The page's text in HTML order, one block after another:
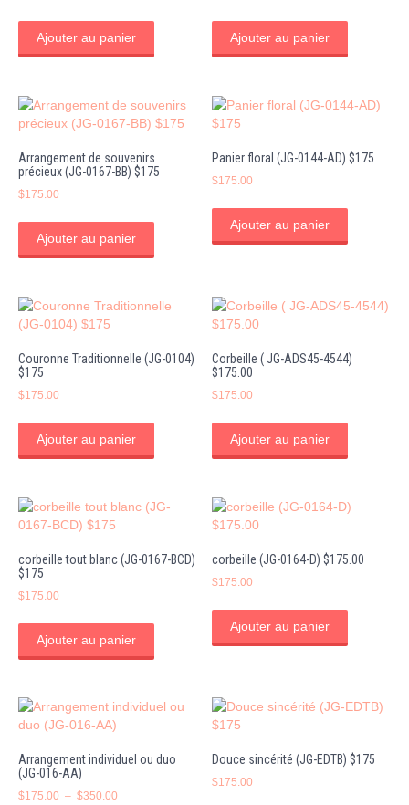
Ajouter au panier Ajouter au panier
Arrangement de souvenirs
précieux (JG-0167-BB) $175
$175.00
Ajouter au panier
Panier floral (JG-0144-AD) $175
$175.00
Ajouter au panier
Couronne Traditionnelle (JG-0104)
$175
$175.00
Ajouter au panier
Corbeille ( JG-ADS45-4544)
$175.00
$175.00
Ajouter au panier
corbeille tout blanc (JG-0167-BCD)
$175
$175.00
Ajouter au panier
corbeille (JG-0164-D) $175.00
$175.00
Ajouter au panier
Arrangement individuel ou duo
(JG-016-AA)
$175.00 – $350.00
Douce sincérité (JG-EDTB) $175
$175.00